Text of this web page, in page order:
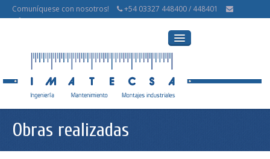
Comuníquese con nosotros!
+54 03327 448400 / 448401
info@imatecsa.com.ar
Obras realizadas